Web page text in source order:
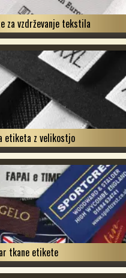
za vzdrževanje tekstila
etiketa z velikostjo
tkane etikete